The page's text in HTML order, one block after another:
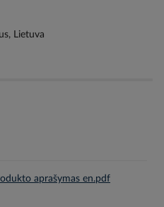
Lietuva
aprašymas en.pdf